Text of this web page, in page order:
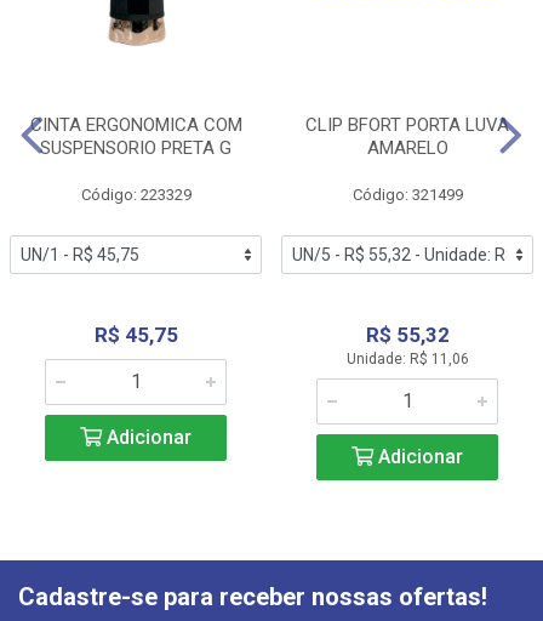
CINTA ERGONOMICA COM
SUSPENSORIO PRETA G
Código: 223329
R$ 45,75
Adicionar
CLIP BFORT PORTA LUVA
AMARELO
Código: 321499
R$ 55,32
Unidade: R$ 11,06
Adicionar
Cadastre-se para receber nossas ofertas!